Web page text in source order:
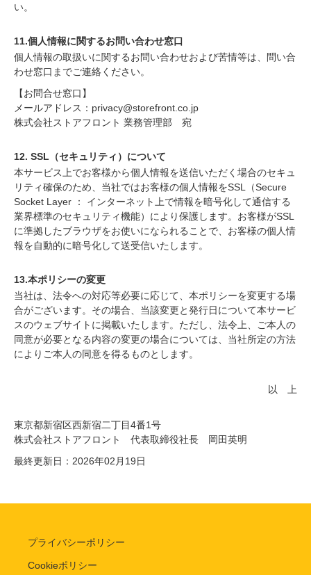
い。
11.個人情報に関するお問い合わせ窓口
個人情報の取扱いに関するお問い合わせおよび苦情等は、問い合
わせ窓口までご連絡ください。
【お問合せ窓口】
メールアドレス：privacy@storefront.co.jp
株式会社ストアフロント 業務管理部 宛
12. SSL（セキュリティ）について
本サービス上でお客様から個人情報を送信いただく場合のセキュ
リティ確保のため、当社ではお客様の個人情報をSSL（Secure
Socket Layer ： インターネット上で情報を暗号化して通信する
業界標準のセキュリティ機能）により保護します。お客様がSSL
に準拠したブラウザをお使いになられることで、お客様の個人情
報を自動的に暗号化して送受信いたします。
13.本ポリシーの変更
当社は、法令への対応等必要に応じて、本ポリシーを変更する場
合がございます。その場合、当該変更と発行日について本サービ
スのウェブサイトに掲載いたします。ただし、法令上、ご本人の
同意が必要となる内容の変更の場合については、当社所定の方法
によりご本人の同意を得るものとします。
以 上
東京都新宿区西新宿二丁目4番1号
株式会社ストアフロント 代表取締役社長 岡田英明
最終更新日：2026年02月19日
プライバシーポリシー
Cookieポリシー